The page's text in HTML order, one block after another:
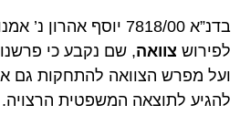
לפירוש צוואה, שם נקבע כי
ועל מפרש הצוואה להתחקות גם
להגיע לתוצאה המשפטית הרצויה.